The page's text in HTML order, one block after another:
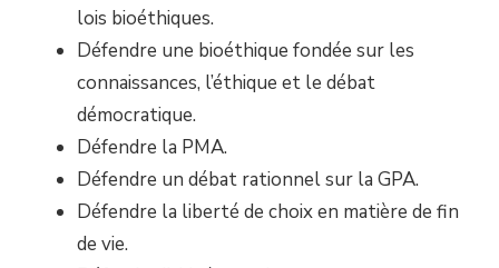
lois bioéthiques.
Défendre une bioéthique fondée sur les
connaissances, l’éthique et le débat
démocratique.
Défendre la PMA.
Défendre un débat rationnel sur la GPA.
Défendre la liberté de choix en matière de fin
de vie.